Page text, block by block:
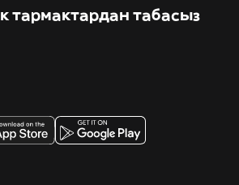
тармактардан табасыз